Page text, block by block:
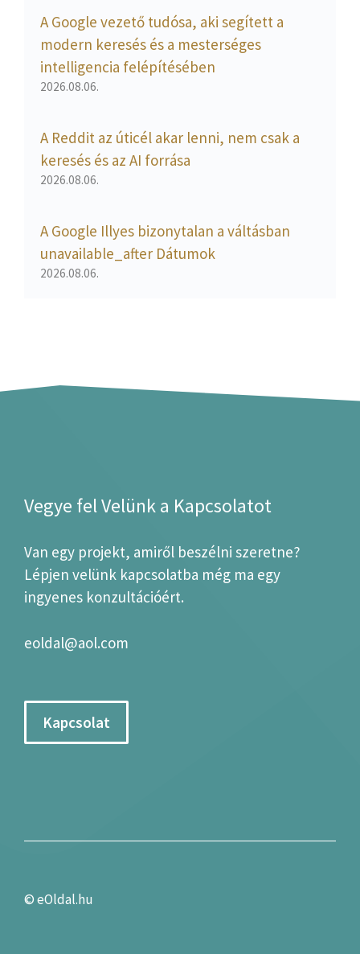
A Google vezető tudósa, aki segített a
modern keresés és a mesterséges
intelligencia felépítésében
2026.08.06.
A Reddit az úticél akar lenni, nem csak a
keresés és az AI forrása
2026.08.06.
A Google Illyes bizonytalan a váltásban
unavailable_after Dátumok
2026.08.06.
Vegye fel Velünk a Kapcsolatot
Van egy projekt, amiről beszélni szeretne?
Lépjen velünk kapcsolatba még ma egy
ingyenes konzultációért.
eoldal@aol.com
Kapcsolat
©eOldal.hu